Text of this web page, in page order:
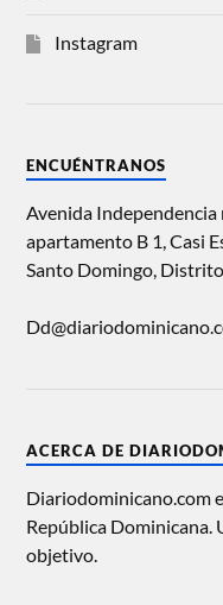
Instagram
ENCUÉNTRANOS
Avenida
apartamento B 1, Casi
Santo Domingo,
ACERCA DE
Diariodominicano.com
República Dominicana.
objetivo.